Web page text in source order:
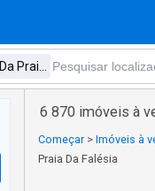
6 870 imóveis à
Começar > Imóveis à
Praia Da Falésia